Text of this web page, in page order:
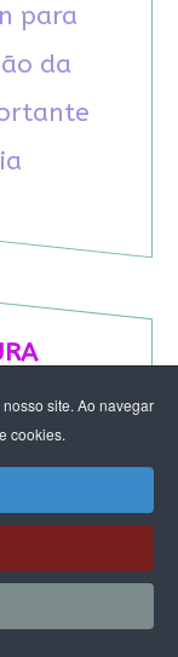
site. Ao navegar
cookies.
para
da
e
luta
na FLIPEI
travados no